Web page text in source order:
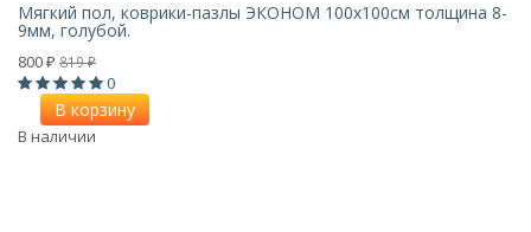
Мягкий пол, коврики-пазлы ЭКОНОМ 100х100см толщина 8-
9мм, голубой.
800 ₽ 819₽
0
В корзину
В наличии